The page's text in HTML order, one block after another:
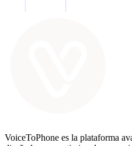
VoiceToPhone es la plataforma